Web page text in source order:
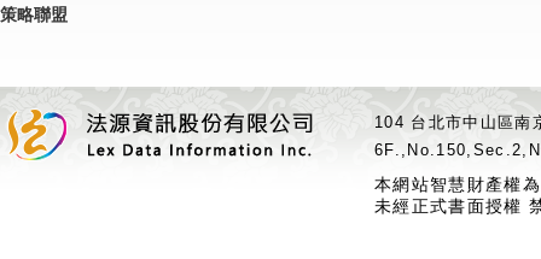
策略聯盟
104 台北市中山區
本網站智慧財產權
未經正式書面授權